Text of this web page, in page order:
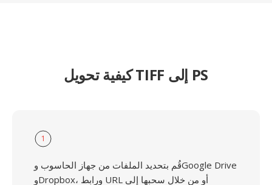
كيفية تحويل TIFF إلى PS
1
قُم بتحديد الملفات من جهاز الحاسوب وGoogle Drive
وDropbox، ورابط URL أو من خلال سحبها إلى